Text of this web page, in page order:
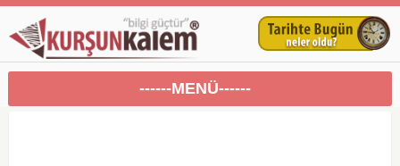
------MENÜ------